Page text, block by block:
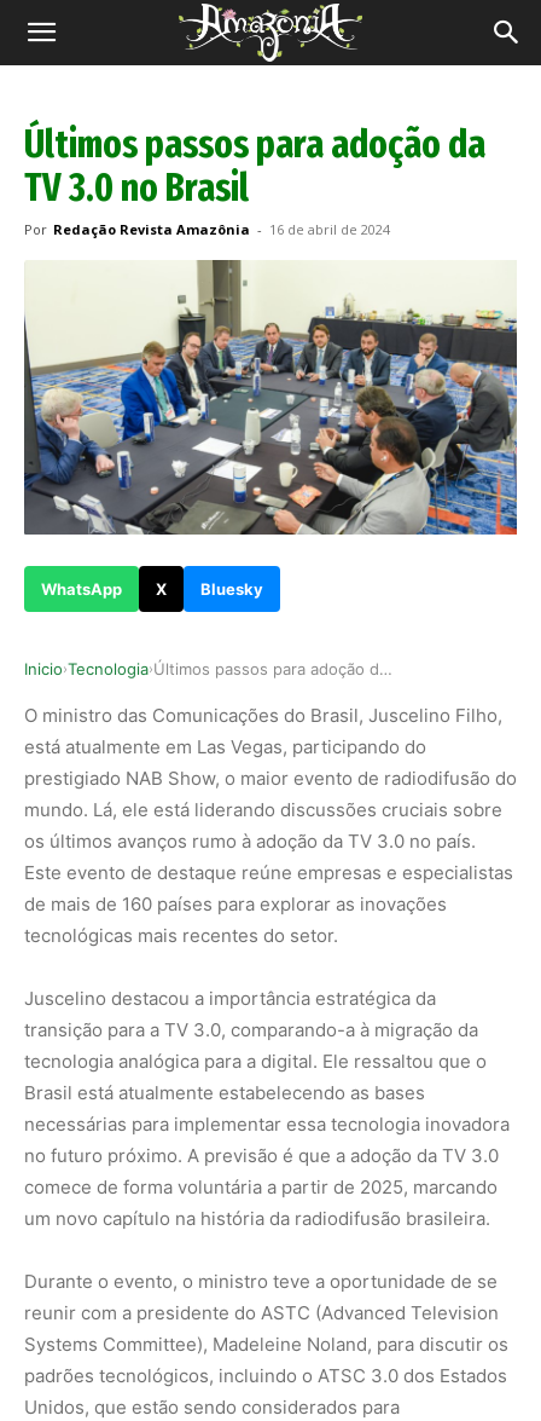
Revista
Últimos passos para adoção da
TV 3.0 no Brasil
Por Redação Revista Amazônia - 16 de abril de 2024
WhatsApp X Bluesky
Inicio›Tecnologia› Últimos passos para adoção da TV 3.0 no Brasil
O ministro das Comunicações do Brasil, Juscelino Filho,
está atualmente em Las Vegas, participando do
prestigiado NAB Show, o maior evento de radiodifusão do
mundo. Lá, ele está liderando discussões cruciais sobre
os últimos avanços rumo à adoção da TV 3.0 no país.
Este evento de destaque reúne empresas e especialistas
de mais de 160 países para explorar as inovações
tecnológicas mais recentes do setor.
Juscelino destacou a importância estratégica da
transição para a TV 3.0, comparando-a à migração da
tecnologia analógica para a digital. Ele ressaltou que o
Brasil está atualmente estabelecendo as bases
necessárias para implementar essa tecnologia inovadora
no futuro próximo. A previsão é que a adoção da TV 3.0
comece de forma voluntária a partir de 2025, marcando
um novo capítulo na história da radiodifusão brasileira.
Durante o evento, o ministro teve a oportunidade de se
reunir com a presidente do ASTC (Advanced Television
Systems Committee), Madeleine Noland, para discutir os
padrões tecnológicos, incluindo o ATSC 3.0 dos Estados
Unidos, que estão sendo considerados para